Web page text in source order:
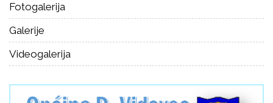
Fotogalerija
Galerije
Videogalerija